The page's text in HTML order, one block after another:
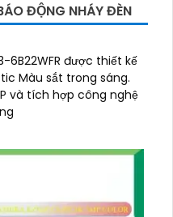
ĐỘNG NHÁY ĐÈN
6B22WFR được thiết kế
Màu sắt trong sáng.
và tích hợp công nghệ